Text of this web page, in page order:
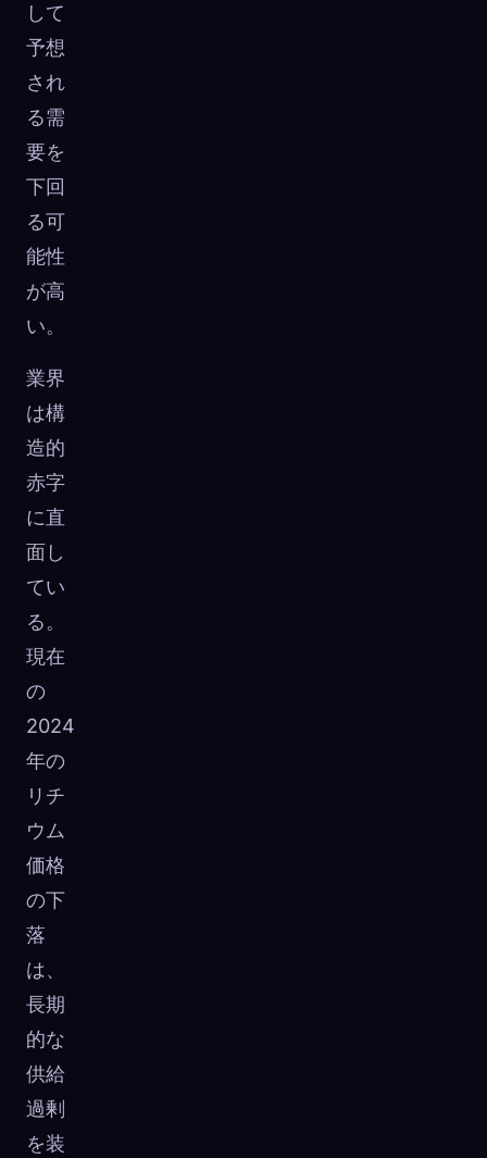
して
予想
され
る需
要を
下回
る可
能性
が高
い。
業界
は構
造的
赤字
に直
面し
てい
る。
現在
の
2024
年の
リチ
ウム
価格
の下
落
は、
長期
的な
供給
過剰
を装